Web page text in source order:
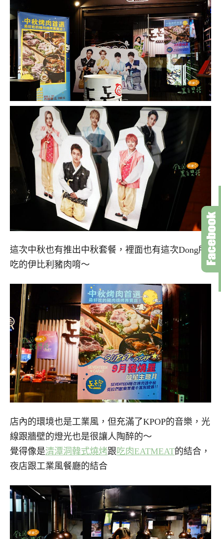
這次中秋也有推出中秋套餐，裡面也有這次Dong所
吃的伊比利豬肉唷～
店內的環境也是工業風，但充滿了KPOP的音樂，光
線跟牆壁的燈光也是很讓人陶醉的～
覺得像是清潭洞韓式燒烤跟吃肉EATMEAT的結合，
夜店跟工業風餐廳的結合